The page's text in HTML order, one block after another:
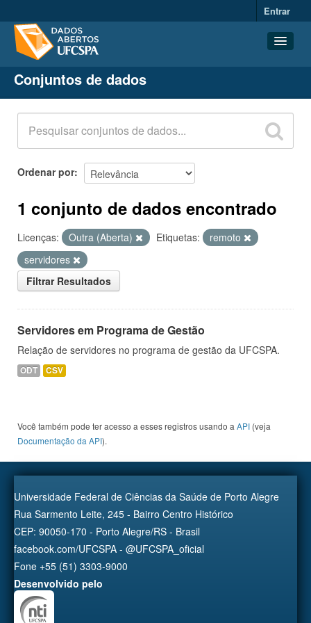
Entrar
Conjuntos de dados
Organizações
Grupos
Sobre
Conjuntos de dados
Ordenar por
1 conjunto de dados encontrado
Licenças: Outra (Aberta) Etiquetas:
remoto
servidores
Filtrar Resultados
Servidores em Programa de Gestão
Relação de servidores no programa de gestão da UFCSPA.
ODT CSV
Você também pode ter acesso a esses registros usando a API (veja
Documentação da API).
Universidade Federal de Ciências da Saúde de Porto Alegre
Rua Sarmento Leite, 245 - Bairro Centro Histórico
CEP: 90050-170 - Porto Alegre/RS - Brasil
facebook.com/UFCSPA - @UFCSPA_oficial
Fone +55 (51) 3303-9000
Desenvolvido pelo